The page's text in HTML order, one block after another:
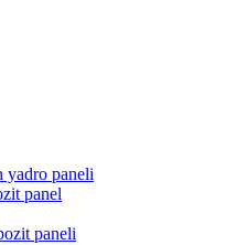
paneli
panel
paneli